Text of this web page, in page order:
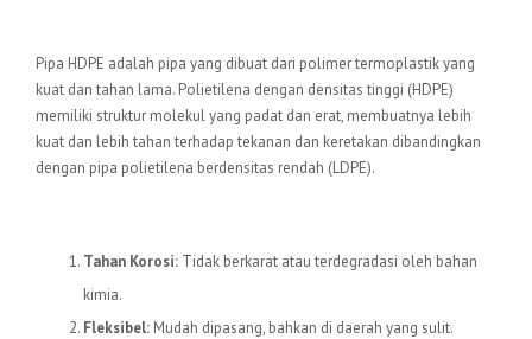
Pipa HDPE adalah pipa yang dibuat dari polimer termoplastik yang
kuat dan tahan lama. Polietilena dengan densitas tinggi (HDPE)
memiliki struktur molekul yang padat dan erat, membuatnya lebih
kuat dan lebih tahan terhadap tekanan dan keretakan dibandingkan
dengan pipa polietilena berdensitas rendah (LDPE).
Tahan Korosi: Tidak berkarat atau terdegradasi oleh bahan
kimia.
Fleksibel: Mudah dipasang, bahkan di daerah yang sulit.